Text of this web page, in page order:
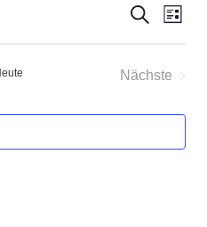
Suche
und
Suche
Liste
Nächste